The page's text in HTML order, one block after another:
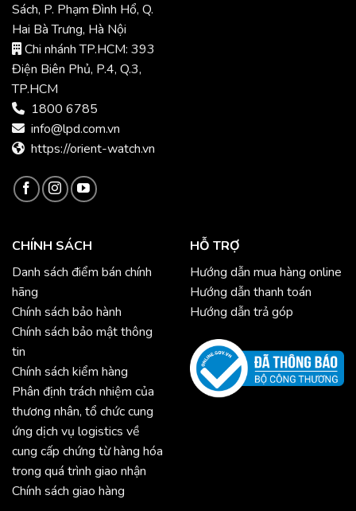
Sách, P. Phạm Đình Hổ, Q.
Hai Bà Trưng, Hà Nội
Chi nhánh TP.HCM: 393
Điện Biên Phủ, P.4, Q.3,
TP.HCM
1800 6785
info@lpd.com.vn
https://orient-watch.vn
CHÍNH SÁCH
Danh sách điểm bán chính
hãng
Chính sách bảo hành
Chính sách bảo mật thông
tin
Chính sách kiểm hàng
Phân định trách nhiệm của
thương nhân, tổ chức cung
ứng dịch vụ logistics về
cung cấp chứng từ hàng hóa
trong quá trình giao nhận
Chính sách giao hàng
HỖ TRỢ
Hướng dẫn mua hàng online
Hướng dẫn thanh toán
Hướng dẫn trả góp